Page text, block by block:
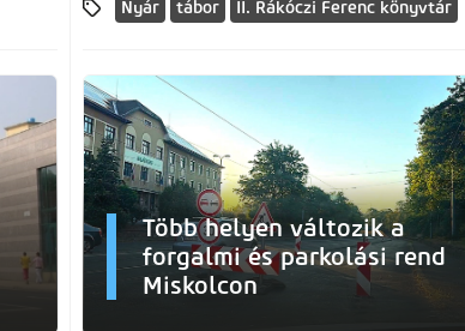
Nyár tábor II. Rákóczi Ferenc könyvtár
Több helyen változik a
forgalmi és parkolási rend
Miskolcon